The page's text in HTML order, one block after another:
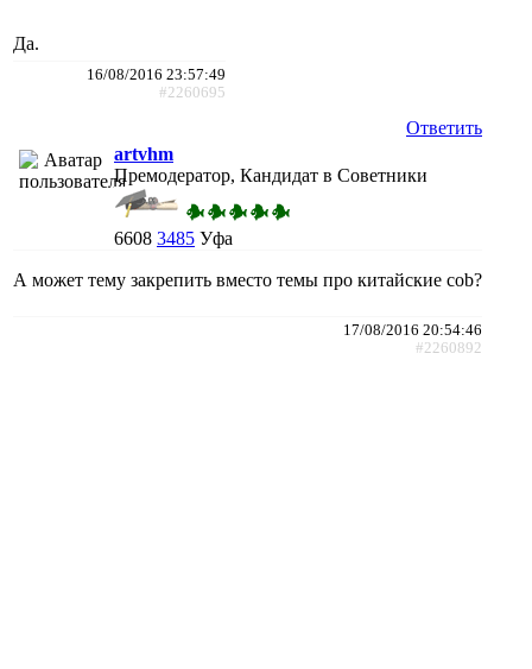
Да.
16/08/2016 23:57:49
#2260695
Ответить
artvhm
Премодератор, Кандидат в Советники
6608 3485 Уфа
А может тему закрепить вместо темы про китайские cob?
17/08/2016 20:54:46
#2260892